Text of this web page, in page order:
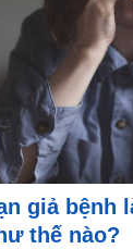
giả bệnh
thế nào?